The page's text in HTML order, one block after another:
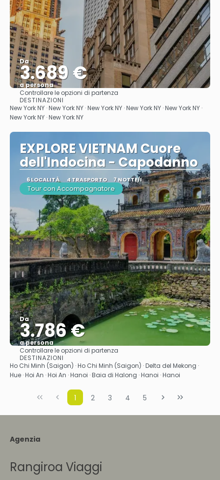
Da
3.689 €
a persona
Vedere
Controllare le opzioni di partenza
DESTINAZIONI
New York NY · New York NY · New York NY · New York NY · New York NY ·
New York NY · New York NY
EXPLORE VIETNAM Cuore
dell'Indocina - Capodanno
6 LOCALITÀ 4 TRASPORTO 7 NOTTE/I
Tour con Accompagnatore
Da
3.786 €
a persona
Vedere
Controllare le opzioni di partenza
DESTINAZIONI
Ho Chi Minh (Saigon) · Ho Chi Minh (Saigon) · Delta del Mekong ·
Hue · Hoi An · Hoi An · Hanoi · Baia di Halong · Hanoi · Hanoi
1 2 3 4 5
Agenzia
Rangiroa Viaggi